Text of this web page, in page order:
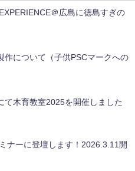
＠広島に徳島すぎの
作について（子供PSCマークへの
て木育教室2025を開催しました
ナーに登壇します！2026.3.11開